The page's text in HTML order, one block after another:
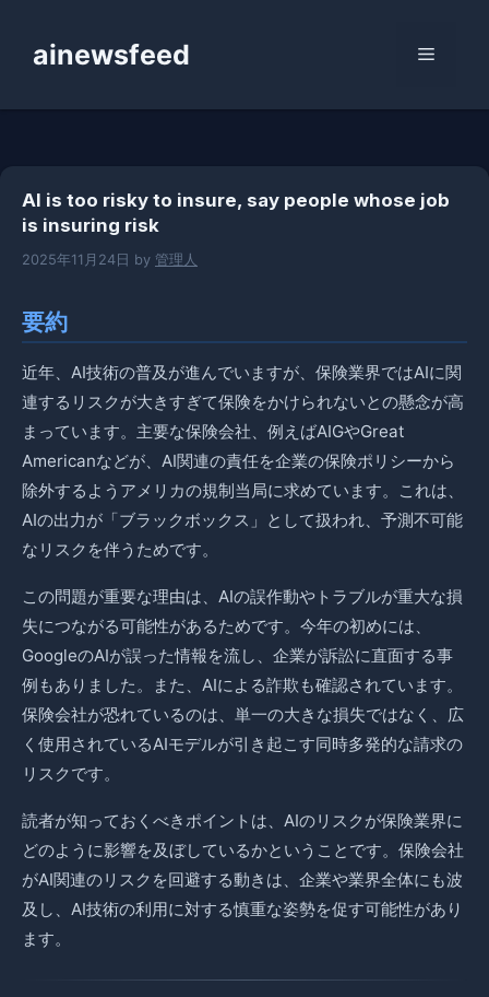
ainewsfeed メ
AI is too risky to insure, say people whose job
is insuring risk
2025年11月24日 by 管理人
要約
近年、AI技術の普及が進んでいますが、保険業界ではAIに関
連するリスクが大きすぎて保険をかけられないとの懸念が高
まっています。主要な保険会社、例えばAIGやGreat
Americanなどが、AI関連の責任を企業の保険ポリシーから
除外するようアメリカの規制当局に求めています。これは、
AIの出力が「ブラックボックス」として扱われ、予測不可能
なリスクを伴うためです。
この問題が重要な理由は、AIの誤作動やトラブルが重大な損
失につながる可能性があるためです。今年の初めには、
GoogleのAIが誤った情報を流し、企業が訴訟に直面する事
例もありました。また、AIによる詐欺も確認されています。
保険会社が恐れているのは、単一の大きな損失ではなく、広
く使用されているAIモデルが引き起こす同時多発的な請求の
リスクです。
読者が知っておくべきポイントは、AIのリスクが保険業界に
どのように影響を及ぼしているかということです。保険会社
がAI関連のリスクを回避する動きは、企業や業界全体にも波
及し、AI技術の利用に対する慎重な姿勢を促す可能性があり
ます。